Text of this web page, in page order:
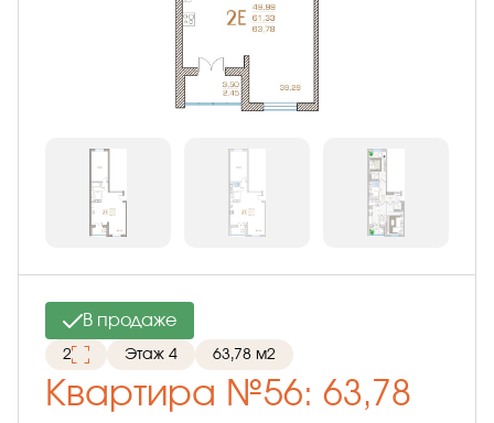
2 Этаж 4 63,78 м2
В продаже
Квартира №56: 63,78